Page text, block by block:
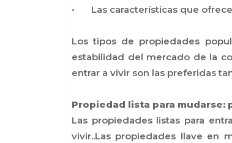
•
Las características que
Los tipos de propiedades
estabilidad del mercado de la
entrar a vivir son las preferidas
Propiedad lista para mudarse:
Las propiedades listas para
vivir..Las propiedades llave en